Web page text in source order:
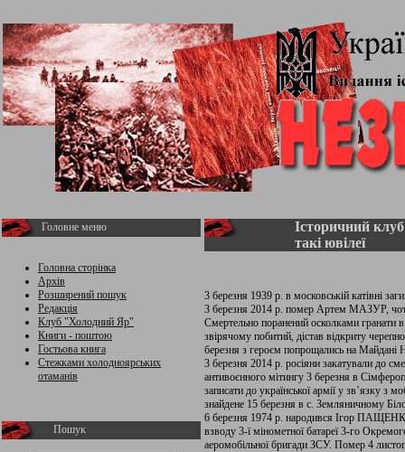
Головне меню
Головна сторінка
Архів
Розширений пошук
Редакція
Клуб "Холодний Яр"
Книги - поштою
Гостьова книга
Стежками холодноярських
отаманів
Пошук
Історичний
такі ювілеї
3 березня 1939 р. в московській катівні
3 березня 2014 р. помер Артем МАЗУР,
Смертельно поранений осколками
звірячому побитий, дістав відкриту
березня з героєм попрощались на Майдані
3 березня 2014 р. росіяни закатували до
антивоєнного мітингу 3 березня в
записати до української армії у зв’язку з
знайдене 15 березня в с. Земляничному
6 березня 1974 р. народився Ігор
взводу 3-ї мінометної батареї 3-го
аеромобільної бригади ЗСУ. Помер 4